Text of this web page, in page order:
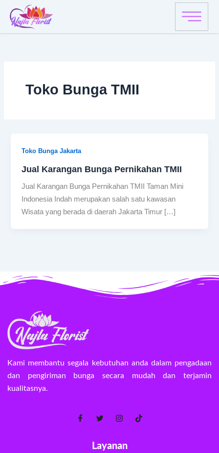
Toko Bunga TMII
Toko Bunga Jakarta
Jual Karangan Bunga Pernikahan TMII
Jual Karangan Bunga Pernikahan TMII Taman Mini
Indonesia Indah merupakan salah satu kawasan
Wisata yang berada di daerah Jakarta Timur […]
Kami membantu segala kebutuhan anda dalam pengadaan
dan pengiriman bunga secara mudah dan terjamin
kualitasnya.
Layanan